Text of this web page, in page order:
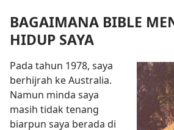
BAGAIMANA BIBLE
HIDUP SAYA
Pada tahun 1978, saya
berhijrah ke Australia.
Namun minda saya
masih tidak tenang
biarpun saya berada di